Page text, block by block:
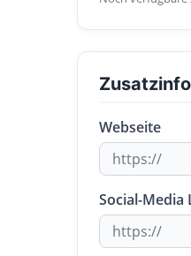
Webseite
Social-Media